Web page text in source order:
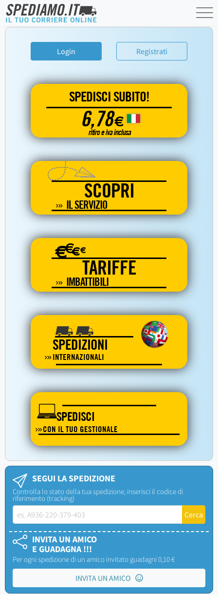
Login Registrati
SPEDISCI SUBITO!
6,78€
ritiro e iva inclusa
SCOPRI
IL SERVIZIO
€€€€
TARIFFE
IMBATTIBILI
SPEDIZIONI
INTERNAZIONALI
SPEDISCI
CON IL TUO GESTIONALE
SEGUI LA SPEDIZIONE
Controlla lo stato della tua spedizione, inserisci il codice di
riferimento (tracking)
INVITA UN AMICO
E GUADAGNA !!!
Per ogni spedizione di un amico invitato guadagni 0,10 €
INVITA UN AMICO